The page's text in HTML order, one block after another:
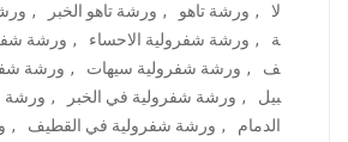
لا
, ورشة تاهو , ورشة تاهو الخبر ,
ة
, ورشة شفرولية الاحساء , ورشة
ف
, ورشة شفرولية سيهات , ورشة
بيل
, ورشة شفرولية في الخبر , ورشة
الدمام
, ورشة شفرولية في القطيف ,